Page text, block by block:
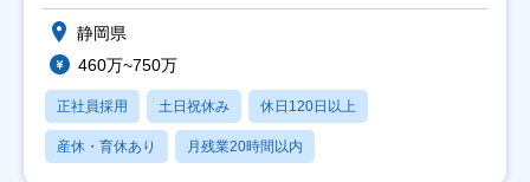
静岡県
460万~750万
正社員採用 土日祝休み 休日120日以上
産休・育休あり 月残業20時間以内